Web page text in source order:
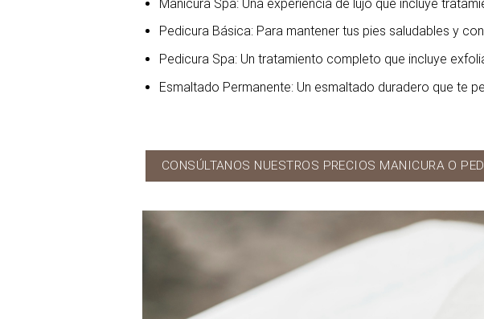
Manicura Spa: Una experiencia de lujo que incluye
Pedicura Básica: Para mantener tus pies saludables y
Pedicura Spa: Un tratamiento completo que incluye
Esmaltado Permanente: Un esmaltado duradero que te
CONSÚLTANOS NUESTROS PRECIOS MANICURA O